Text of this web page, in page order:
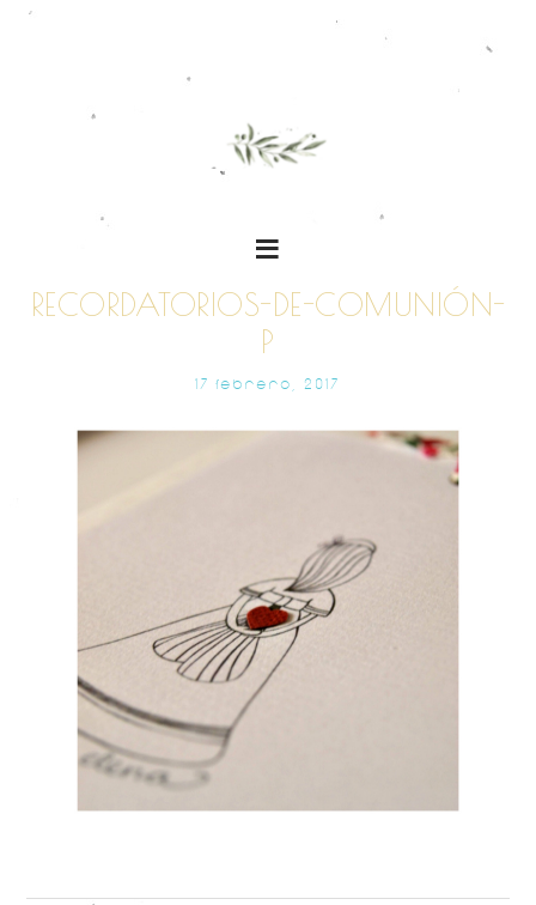
RECORDATORIOS-DE-COMUNIÓN-
P
17 FEBRERO, 2017